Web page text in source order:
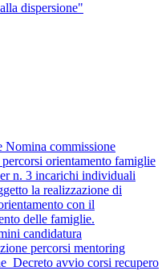
dispersione"
Nomina commissione
orientamento famiglie
n. 3 incarichi individuali
la realizzazione di
con il
delle famiglie.
candidatura
percorsi mentoring
avvio corsi recupero